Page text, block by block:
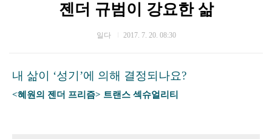
젠더 규범이 강요한 삶
일다 2017. 7. 20. 08:30
내 삶이 ‘성기’에 의해 결정되나요?
<혜원의 젠더 프리즘> 트랜스 섹슈얼리티